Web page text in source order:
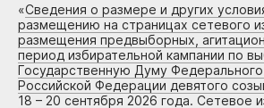
«Сведения о размере и других
размещению на страницах сетевого
размещения предвыборных,
период избирательной кампании по
Государственную Думу
Российской Федерации девятого
18 – 20 сентября 2026 года. Сетевое